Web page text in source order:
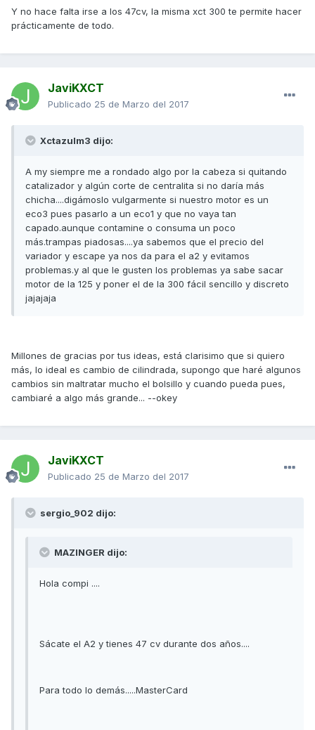
Y no hace falta irse a los 47cv, la misma xct 300 te permite hacer
prácticamente de todo.
JaviKXCT
Publicado 25 de Marzo del 2017
Xctazulm3 dijo:
A my siempre me a rondado algo por la cabeza si quitando
catalizador y algún corte de centralita si no daría más
chicha....digámoslo vulgarmente si nuestro motor es un
eco3 pues pasarlo a un eco1 y que no vaya tan
capado.aunque contamine o consuma un poco
más.trampas piadosas....ya sabemos que el precio del
variador y escape ya nos da para el a2 y evitamos
problemas.y al que le gusten los problemas ya sabe sacar
motor de la 125 y poner el de la 300 fácil sencillo y discreto
jajajaja
Millones de gracias por tus ideas, está clarisimo que si quiero
más, lo ideal es cambio de cilindrada, supongo que haré algunos
cambios sin maltratar mucho el bolsillo y cuando pueda pues,
cambiaré a algo más grande... --okey
JaviKXCT
Publicado 25 de Marzo del 2017
sergio_902 dijo:
MAZINGER dijo:
Hola compi ....
Sácate el A2 y tienes 47 cv durante dos años....
Para todo lo demás.....MasterCard